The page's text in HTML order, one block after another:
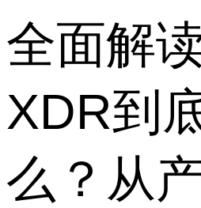
全面解
XDR到
么？从